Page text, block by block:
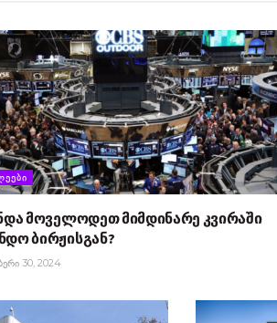
მოველოდეთ მიმდინარე კვირაში
ბირჟისგან?
30, 2024